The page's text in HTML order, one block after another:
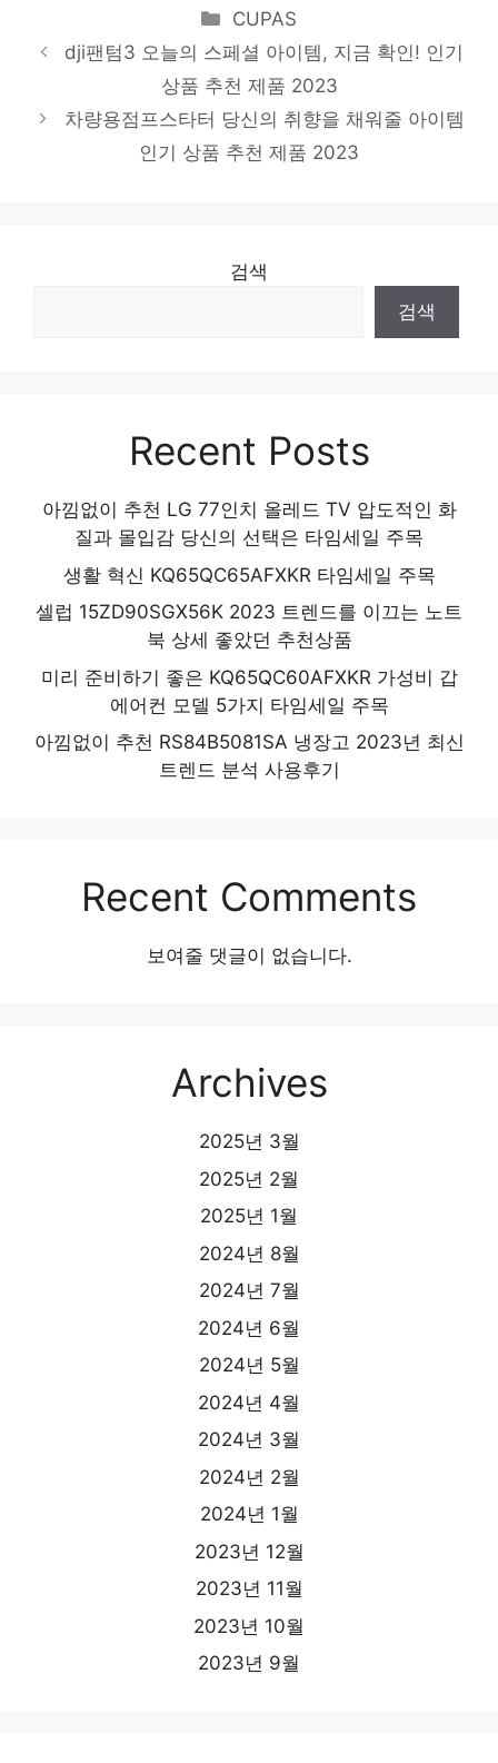
드 L-SAM, 방공망 책임진다
Categories
CUPAS
dji팬텀3 오늘의 스페셜 아이템, 지금 확인! 인기
상품 추천 제품 2023
차량용점프스타터 당신의 취향을 채워줄 아이템
인기 상품 추천 제품 2023
검색
검색
Recent Posts
아낌없이 추천 LG 77인치 올레드 TV 압도적인 화
질과 몰입감 당신의 선택은 타임세일 주목
생활 혁신 KQ65QC65AFXKR 타임세일 주목
셀럽 15ZD90SGX56K 2023 트렌드를 이끄는 노트
북 상세 좋았던 추천상품
미리 준비하기 좋은 KQ65QC60AFXKR 가성비 갑
에어컨 모델 5가지 타임세일 주목
아낌없이 추천 RS84B5081SA 냉장고 2023년 최신
트렌드 분석 사용후기
Recent Comments
보여줄 댓글이 없습니다.
Archives
2025년 3월
2025년 2월
2025년 1월
2024년 8월
2024년 7월
2024년 6월
2024년 5월
2024년 4월
2024년 3월
2024년 2월
2024년 1월
2023년 12월
2023년 11월
2023년 10월
2023년 9월